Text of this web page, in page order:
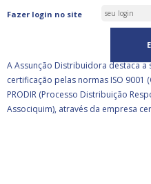
Fazer login no site
ASSUNÇÃO
CERTIFICADA PELA BSI
A Assunção Distribuidora destaca a
certificação pelas normas ISO 9001
PRODIR (Processo Distribuição
Associquim), através da empresa